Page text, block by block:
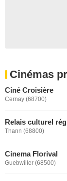
Cinémas
Ciné Croisière
Cernay (68700)
Relais culturel
Thann (68800)
Cinema Florival
Guebwiller (68500)